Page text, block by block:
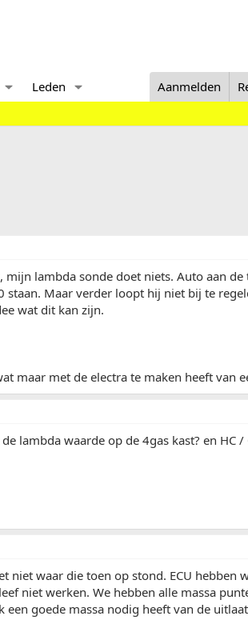
Leden Aanmelden
lambda sonde doet niets. Auto aan
Maar verder loopt hij niet bij te
wat dit kan zijn.
maar met de electra te maken heeft van
lambda waarde op de 4gas kast? en HC /
niet waar die toen op stond. ECU hebben
niet werken. We hebben alle massa
goede massa nodig heeft van de